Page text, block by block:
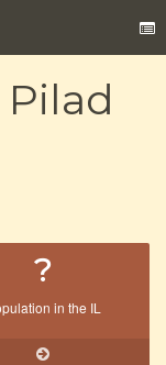
?
in the IL